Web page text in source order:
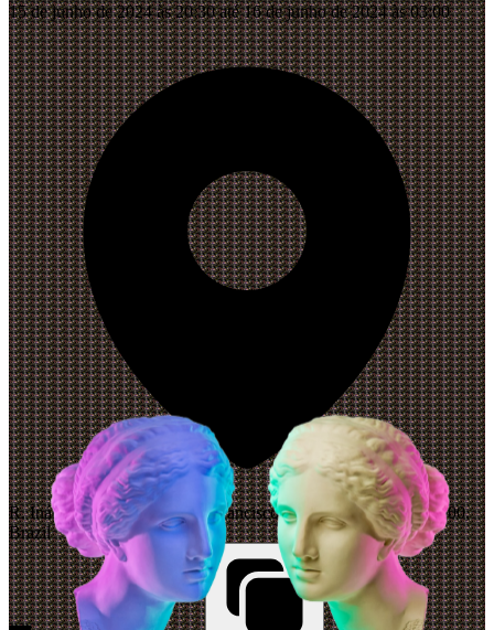
15 de junho de 2024 às 20:30 até 16 de junho de 2024 às 03:00
R. Inácio Lustosa, 496 - São Francisco, Curitiba - PR, 80510-000,
Brazil